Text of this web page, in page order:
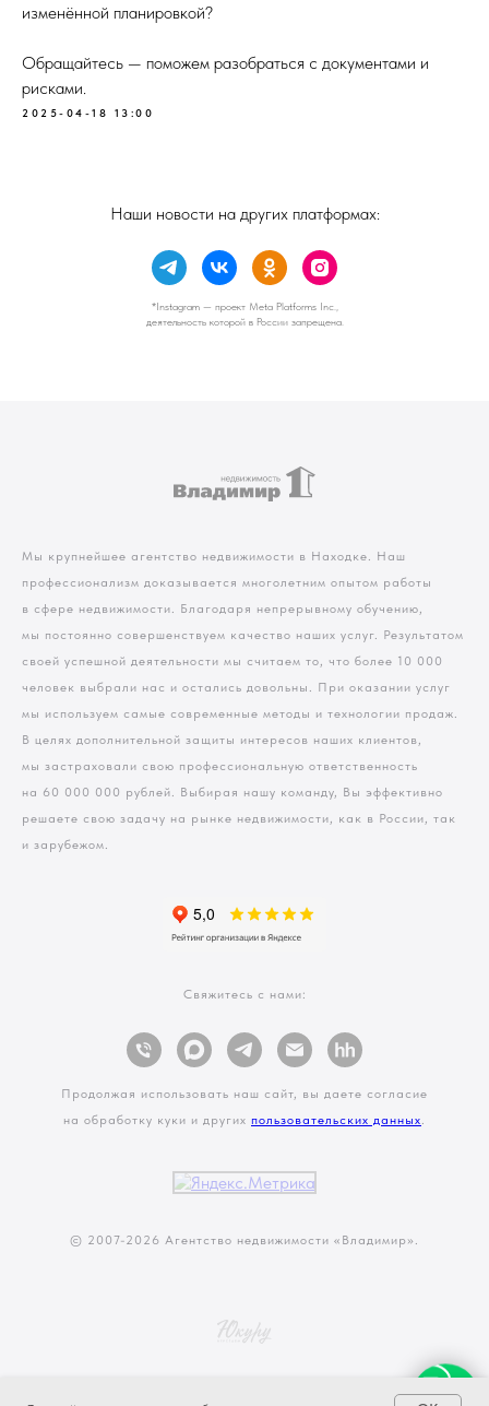
изменённой планировкой?
Обращайтесь — поможем разобраться с документами и
рисками.
2025-04-18 13:00
Наши новости на других платформах:
*Instagram — проект Meta Platforms Inc.,
деятельность которой в России запрещена.
Мы крупнейшее агентство недвижимости в Находке. Наш
профессионализм доказывается многолетним опытом работы
в сфере недвижимости. Благодаря непрерывному обучению,
мы постоянно совершенствуем качество наших услуг. Результатом
своей успешной деятельности мы считаем то, что более 10 000
человек выбрали нас и остались довольны. При оказании услуг
мы используем самые современные методы и технологии продаж.
В целях дополнительной защиты интересов наших клиентов,
мы застраховали свою профессиональную ответственность
на 60 000 000 рублей. Выбирая нашу команду, Вы эффективно
решаете свою задачу на рынке недвижимости, как в России, так
и зарубежом.
Свяжитесь с нами:
Продолжая использовать наш сайт, вы даете согласие
на обработку куки и других пользовательских данных.
© 2007-2026 Агентство недвижимости «Владимир».